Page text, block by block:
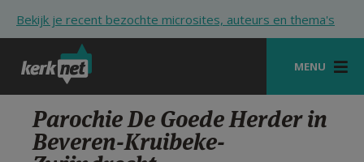
Bekijk je recent bezochte microsites, auteurs en thema's
MENU
STARTPAGINA
KERK
Parochie De Goede Herder in
Beveren-Kruibeke-